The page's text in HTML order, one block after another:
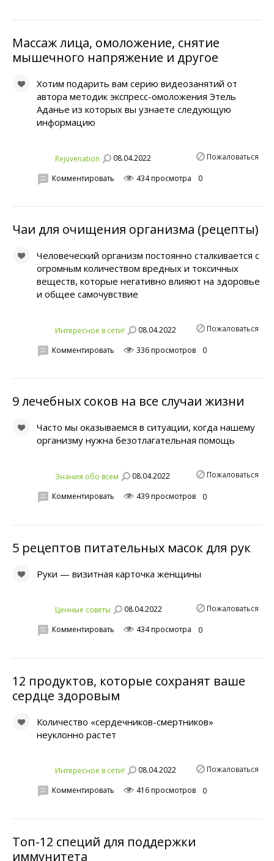
Массаж лица, омоложение, снятие
мышечного напряжение и другое
Хотим подарить вам серию видеозанятий от
автора методик экспресс-омоложения Этель
Аданье из которых вы узнаете следующую
информацию
Rejuvenation 08.04.2022 Пожаловаться
Комментировать 434 просмотра 0
Чаи для очищения организма (рецепты)
Человеческий организм постоянно сталкивается с
огромным количеством вредных и токсичных
веществ, которые негативно влияют на здоровье
и общее самочувствие
Интересное в сети! 08.04.2022 Пожаловаться
Комментировать 336 просмотров 0
9 лечебных соков на все случаи жизни
Часто мы оказываемся в ситуации, когда нашему
организму нужна безотлагательная помощь
Знания обо всем 08.04.2022 Пожаловаться
Комментировать 439 просмотров 0
5 рецептов питательных масок для рук
Руки — визитная карточка женщины
Ценные советы 08.04.2022 Пожаловаться
Комментировать 434 просмотра 0
12 продуктов, которые сохранят ваше
сердце здоровым
Количество «сердечников-смертников»
неуклонно растет
Интересное в сети! 08.04.2022 Пожаловаться
Комментировать 416 просмотров 0
Топ-12 специй для поддержки
иммунитета